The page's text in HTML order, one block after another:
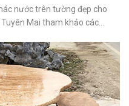
nước trên tường đẹp cho
Mai tham khảo các...